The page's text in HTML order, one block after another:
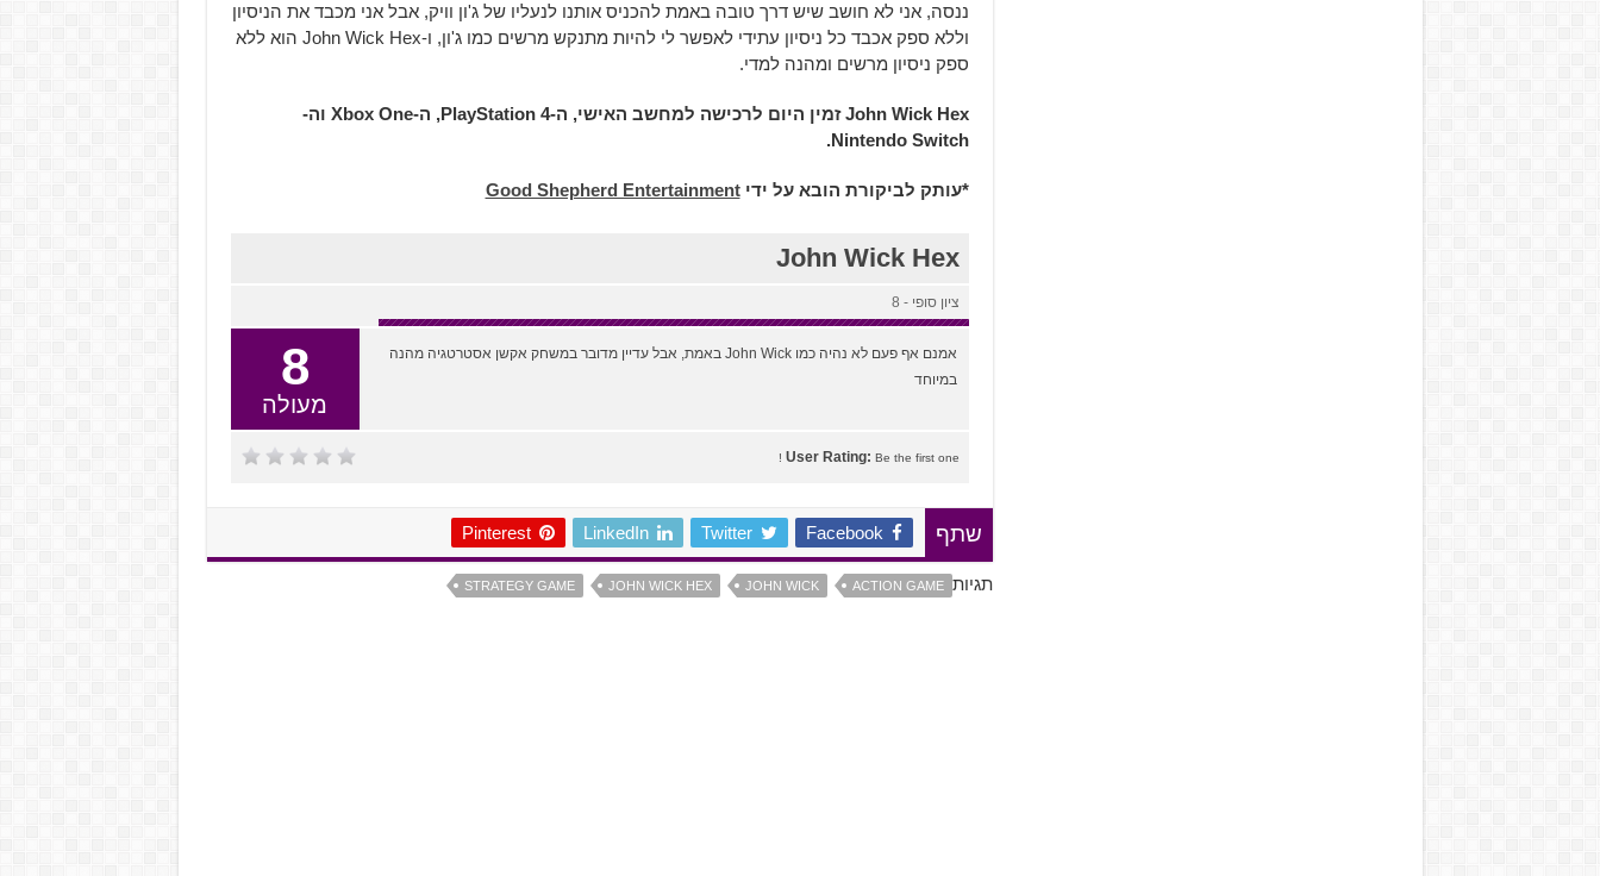
ננסה, אני לא חושב שיש דרך טובה באמת להכניס אותנו לנעליו של ג'ון וויק, אבל אני מכבד את הניסיון
וללא ספק אכבד כל ניסיון עתידי לאפשר לי להיות מתנקש מרשים כמו ג'ון, ו-John Wick Hex הוא ללא
ספק ניסיון מרשים ומהנה למדי.
John Wick Hex זמין היום לרכישה למחשב האישי, ה-PlayStation 4, ה-Xbox One וה-
Nintendo Switch.
*עותק לביקורת הובא על ידיGood Shepherd Entertainment
John Wick Hex
ציון סופי - 8
8
מעולה
אמנם אף פעם לא נהיה כמו John Wick באמת, אבל עדיין מדובר במשחק אקשן אסטרטגיה מהנה
במיוחד
User Rating: Be the first one !
שתף Facebook
Twitter
LinkedIn
Pinterest
תגיות ACTION GAME
JOHN WICK
JOHN WICK HEX
STRATEGY GAME